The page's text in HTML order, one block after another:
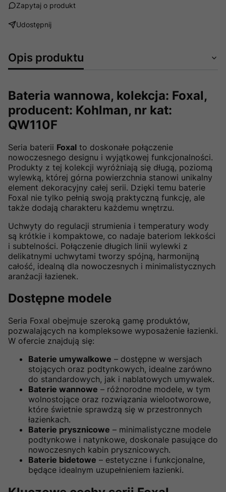
Zapytaj o produkt
Udostępnij
Opis produktu
Bateria wannowa, kolekcja: Foxal,
producent: Kohlman, nr kat:
QW110F
Seria baterii Foxal to doskonałe połączenie
nowoczesnego designu i wyjątkowej funkcjonalności.
Produkty z tej kolekcji wyróżniają się długą, poziomą
wylewką, której górna powierzchnia stanowi unikalny
element dekoracyjny całej serii. Dzięki temu baterie
Foxal nie tylko pełnią swoją praktyczną funkcję, ale
także dodają charakteru każdemu wnętrzu.
Uchwyty do regulacji strumienia i temperatury wody
są krótkie i kompaktowe, co nadaje bateriom lekkości
i subtelności. Połączenie długich linii wylewki z
delikatnymi uchwytami tworzy spójną, harmonijną
całość, idealną dla nowoczesnych i minimalistycznych
aranżacji łazienek.
Dostępne modele
Seria Foxal obejmuje szeroką gamę produktów,
pozwalających na kompleksowe wyposażenie łazienki.
W ofercie znajdują się:
Baterie umywalkowe – dostępne w wersjach
stojących oraz podtynkowych, idealne zarówno
do standardowych, jak i nablatowych umywalek.
Baterie wannowe – różnorodne modele, w tym
wolnostojące oraz rozwiązania wielootworowe,
które świetnie sprawdzą się w przestronnych
łazienkach.
Baterie prysznicowe – minimalistyczne modele
podtynkowe i natynkowe, doskonale pasujące do
nowoczesnych kabin prysznicowych.
Baterie bidetowe – estetyczne i funkcjonalne,
będące idealnym uzupełnieniem łazienki.